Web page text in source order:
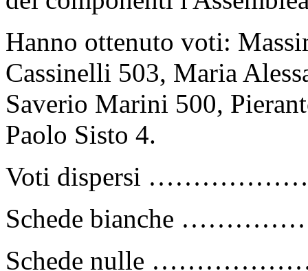
Hanno ottenuto voti:
Cassinelli 503, Maria
Saverio Marini 500,
Paolo Sisto 4.
Voti dispersi
Schede bianche
Schede nulle